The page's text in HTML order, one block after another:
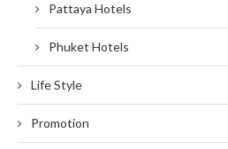
Pattaya Hotels
Phuket Hotels
Life Style
Promotion